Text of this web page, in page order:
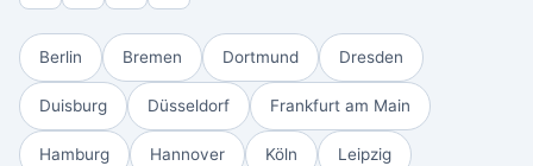
Berlin Bremen Dortmund Dresden
Duisburg Düsseldorf Frankfurt am Main
Hamburg Hannover Köln Leipzig